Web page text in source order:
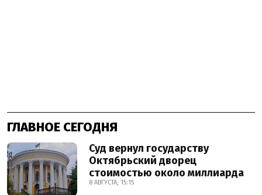
ГЛАВНОЕ СЕГОДНЯ
Суд вернул государству
Октябрьский дворец
стоимостью около миллиарда
8 АВГУСТА, 15:15